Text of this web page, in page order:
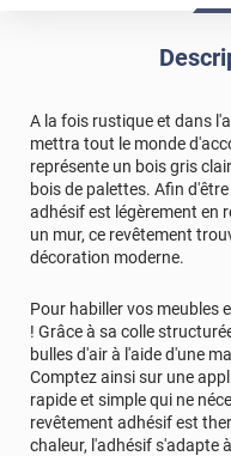
*****
Il y a 2297
Facile à poser et de
*****
Il y a 2702
Il correspond à la
n'existe pas sur mesure
*****Il y a 1853
La largeur de 72 est un
beaucoup de chutes..
*****Il y a 2316
Produit de bon qualité
toutefois élevé.
*****Il y a 2435
Bon produit pour
A la fois rustique et dans
mettra tout le monde
représente un bois gris
bois de palettes. Afin
adhésif est légèrement en
un mur, ce revêtement
décoration moderne.
Pour habiller vos meubles
! Grâce à sa colle
bulles d'air à l'aide d'une
Comptez ainsi sur une
rapide et simple qui ne
revêtement adhésif est
chaleur, l'adhésif s'adapte